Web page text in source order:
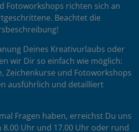
Fotoworkshops richten sich an
Beachtet die
Deines Kreativurlaubs oder
wir Dir so einfach wie möglich:
Zeichenkurse und Fotoworkshops
ausführlich und detailliert
Fragen haben, erreichst Du uns
Uhr und 17.00 Uhr oder rund